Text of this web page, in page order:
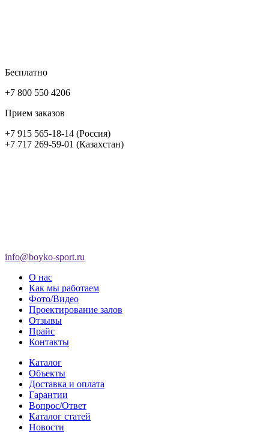
Бесплатно
+7 800 550 4206
Прием заказов
+7 915 565-18-14 (Россия)
+7 717 269-59-01 (Казахстан)
info@boyko-sport.ru
О нас
Как мы работаем
Фото/Видео
Проектирование залов
Отзывы
Прайс
Контакты
Каталог
Объекты
Доставка и оплата
Гарантии
Вопрос/Ответ
Каталог статей
Новости